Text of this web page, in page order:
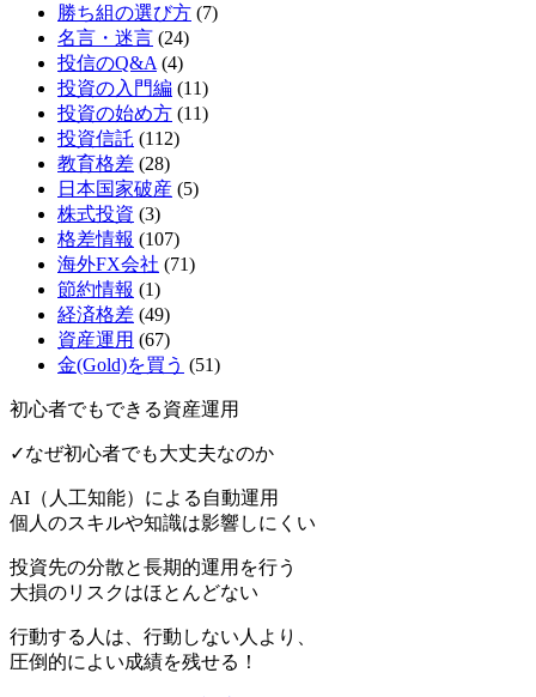
勝ち組の選び方 (7)
名言・迷言 (24)
投信のQ&A (4)
投資の入門編 (11)
投資の始め方 (11)
投資信託 (112)
教育格差 (28)
日本国家破産 (5)
株式投資 (3)
格差情報 (107)
海外FX会社 (71)
節約情報 (1)
経済格差 (49)
資産運用 (67)
金(Gold)を買う (51)
初心者でもできる資産運用
✓なぜ初心者でも大丈夫なのか
AI（人工知能）による 自動運用
個人のスキルや知識は影響しにくい
投資先の分散と長期的運用を行う
大損のリスクはほとんどない
行動する人は、行動しない人より、
圧倒的によい成績を残せる！